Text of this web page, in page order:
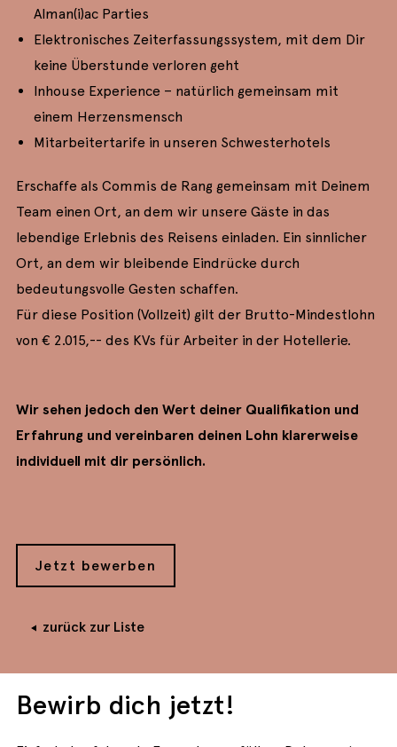
Alman(i)ac Parties
Elektronisches Zeiterfassungssystem, mit dem Dir
keine Überstunde verloren geht
Inhouse Experience – natürlich gemeinsam mit
einem Herzensmensch
Mitarbeitertarife in unseren Schwesterhotels
Erschaffe als Commis de Rang gemeinsam mit Deinem
Team einen Ort, an dem wir unsere Gäste in das
lebendige Erlebnis des Reisens einladen. Ein sinnlicher
Ort, an dem wir bleibende Eindrücke durch
bedeutungsvolle Gesten schaffen.
Für diese Position (Vollzeit) gilt der Brutto-Mindestlohn
von € 2.015,-- des KVs für Arbeiter in der Hotellerie.
Wir sehen jedoch den Wert deiner Qualifikation und
Erfahrung und vereinbaren deinen Lohn klarerweise
individuell mit dir persönlich.
Jetzt bewerben
zurück zur Liste
Bewirb dich jetzt!